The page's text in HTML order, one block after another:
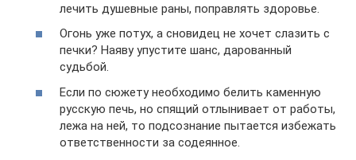
лечить душевные раны, поправлять здоровье.
Огонь уже потух, а сновидец не хочет слазить с
печки? Наяву упустите шанс, дарованный
судьбой.
Если по сюжету необходимо белить каменную
русскую печь, но спящий отлынивает от работы,
лежа на ней, то подсознание пытается избежать
ответственности за содеянное.